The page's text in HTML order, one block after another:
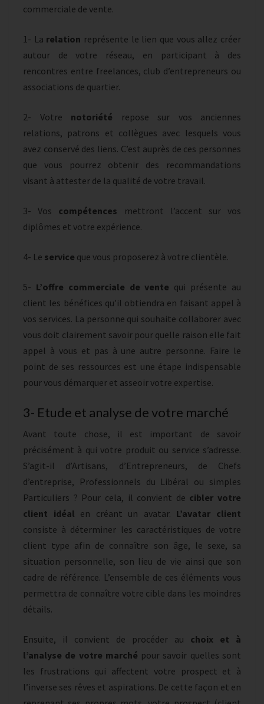
commerciale de vente.
1- La relation représente le lien que vous allez créer
autour de votre réseau, en participant à des
rencontres entre freelances, club d’entrepreneurs ou
associations de quartier.
2- Votre notoriété repose sur vos anciennes
relations, patrons et collègues avec lesquels vous
avez conservé des liens. C’est auprès de ces personnes
que vous pourrez obtenir des recommandations
visant à attester de la qualité de votre travail.
3- Vos compétences mettront l’accent sur vos
diplômes et votre expérience.
4- Le service que vous proposerez à votre clientèle.
5- L’offre commerciale de vente qui présente au
client les bénéfices qu’il obtiendra en faisant appel à
vos services. La personne qui souhaite collaborer avec
vous doit clairement savoir pour quelle raison elle fait
appel à vous et pas à une autre personne. Faire le
point de ses ressources est une étape indispensable
pour vous démarquer et asseoir votre expertise.
3- Etude et analyse de votre marché
Avant toute chose, il est important de savoir
précisément à qui votre produit ou service s’adresse.
S’agit-il d’Artisans, d’Entrepreneurs, de Chefs
d’entreprise, Professionnels du Libéral ou simples
Particuliers ? Pour cela, il convient de cibler votre
client idéal en créant un avatar. L’avatar client
consiste à déterminer les caractéristiques de votre
client type afin de connaître son âge, le sexe, sa
situation personnelle, son lieu de vie ainsi que son
cadre de référence. L’ensemble de ces éléments vous
permettra de connaître votre cible dans les moindres
détails.
Ensuite, il convient de procéder au choix et à
l’analyse de votre marché pour savoir quelles sont
les frustrations qui affectent votre prospect et à
l’inverse ses rêves et aspirations. De cette façon et en